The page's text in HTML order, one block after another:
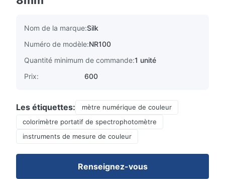
Nom de la marque:Silk
Numéro de modèle:NR100
Quantité minimum de commande:1 unité
Prix:
600
Les étiquettes:
mètre numérique de couleur
colorimètre portatif de spectrophotomètre
instruments de mesure de couleur
Renseignez-vous